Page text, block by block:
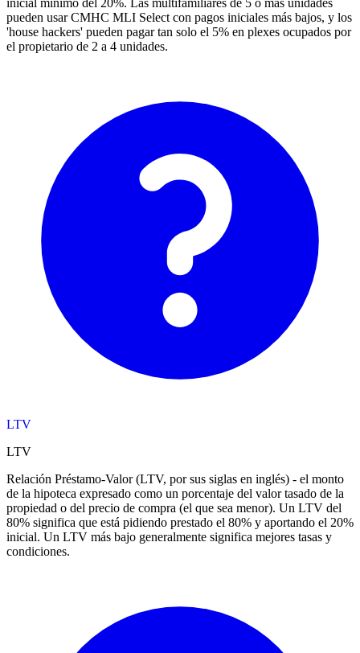
pueden usar CMHC MLI Select con pagos iniciales más bajos, y los
'house hackers' pueden pagar tan solo el 5% en plexes ocupados por
el propietario de 2 a 4 unidades.
LTV
LTV
Relación Préstamo-Valor (LTV, por sus siglas en inglés) - el monto
de la hipoteca expresado como un porcentaje del valor tasado de la
propiedad o del precio de compra (el que sea menor). Un LTV del
80% significa que está pidiendo prestado el 80% y aportando el 20%
inicial. Un LTV más bajo generalmente significa mejores tasas y
condiciones.